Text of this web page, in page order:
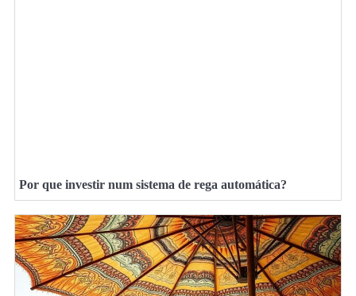
Por que investir num sistema de rega automática?